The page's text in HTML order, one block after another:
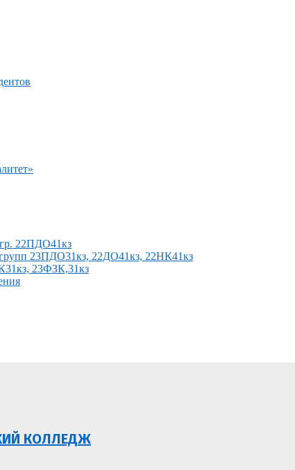
гр. 22ПДО41кз
групп 23ПДО31кз, 22ДО41кз, 22НК41кз
23ФЗК,31кз
КОЛЛЕДЖ